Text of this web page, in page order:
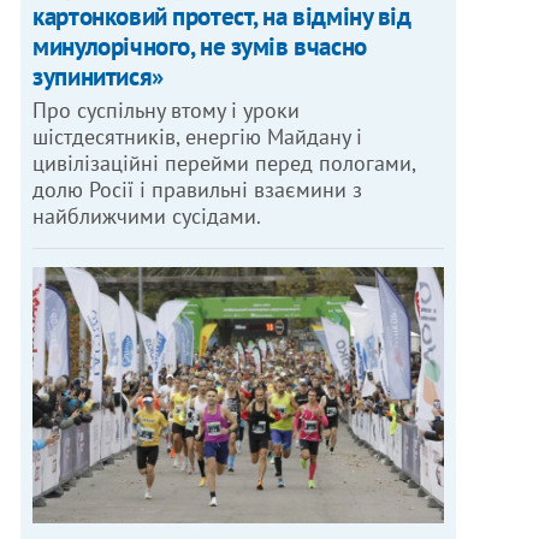
картонковий протест, на відміну від
минулорічного, не зумів вчасно
зупинитися»
Про суспільну втому і уроки
шістдесятників, енергію Майдану і
цивілізаційні перейми перед пологами,
долю Росії і правильні взаємини з
найближчими сусідами.